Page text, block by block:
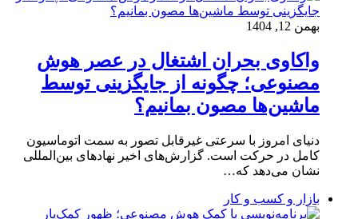
بهمن 12, 1404
واکاوی بحران اشتغال در عصر هوش
مصنوعی؛ چگونه از جایگزینی توسط
ماشین‌ها مصون بمانیم؟
دنیای امروز با سرعتی غیرقابل تصور به سمت اتوماسیون
کامل در حرکت است. گزارش‌های اخیر نهادهای بین‌المللی
نشان می‌دهد که…
بازار و کسب و کار